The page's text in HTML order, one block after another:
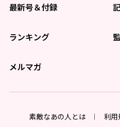
最新号＆付録
ランキング
メルマガ
素敵なあの人とは 利用